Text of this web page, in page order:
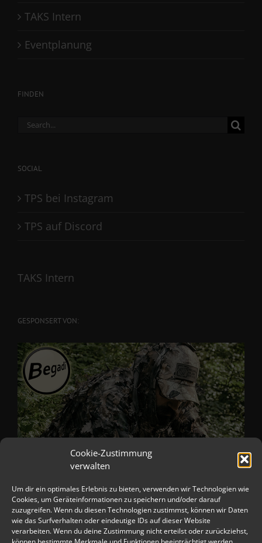
Cookie-Zustimmung
verwalten
Um dir ein optimales Erlebnis zu bieten, verwenden wir Technologien wie
Cookies, um Geräteinformationen zu speichern und/oder darauf
zuzugreifen. Wenn du diesen Technologien zustimmst, können wir Daten
wie das Surfverhalten oder eindeutige IDs auf dieser Website
verarbeiten. Wenn du deine Zustimmung nicht erteilst oder zurückziehst,
TAKS Intern
Eventplanung
FINDEN
Search
SOCIAL
TPS bei Instagram
TPS auf Discord
TAKS Intern
GESPONSERT VON: